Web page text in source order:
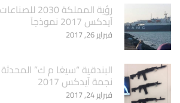
‏رؤية المملكة
آيدكس 2017 نموذجاَ
فبراير 26, 2017
البندقية “سيغا م ك”
نجمة آيدكس 2017
فبراير 24, 2017